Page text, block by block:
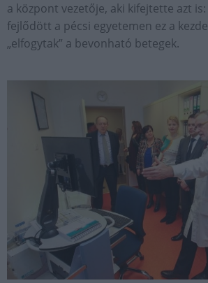
a központ vezetője, aki kifejtette azt
fejlődött a pécsi egyetemen ez a
„elfogytak” a bevonható betegek.